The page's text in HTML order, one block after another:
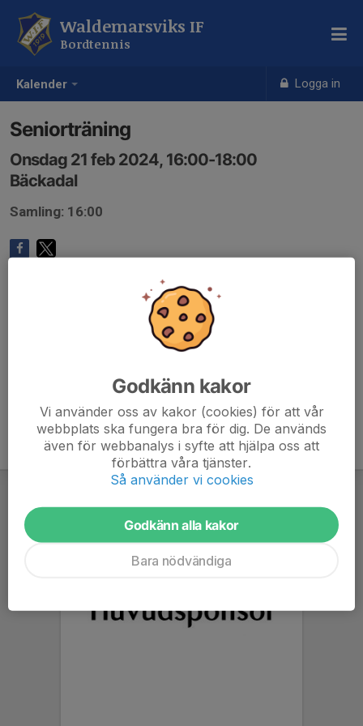
Kalender Logga in
Waldemarsviks IF
Bordtennis
Seniorträning
Onsdag 21 feb 2024, 16:00-18:00
Bäckadal
Samling: 16:00
Godkänn kakor
Vi använder oss av kakor (cookies) för att vår
webbplats ska fungera bra för dig. De används
även för webbanalys i syfte att hjälpa oss att
förbättra våra tjänster.
Så använder vi cookies
Godkänn alla kakor
Bara nödvändiga